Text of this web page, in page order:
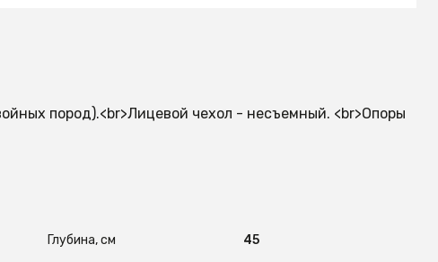
пород).<br>Лицевой чехол - несъемный. <br>Опоры
Глубина, см 45